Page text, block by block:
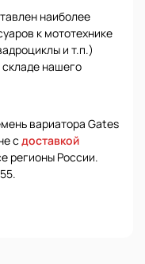
наиболее
к мототехнике
и т.п.)
нашего
вариатора Gates
с доставкой
регионы России.